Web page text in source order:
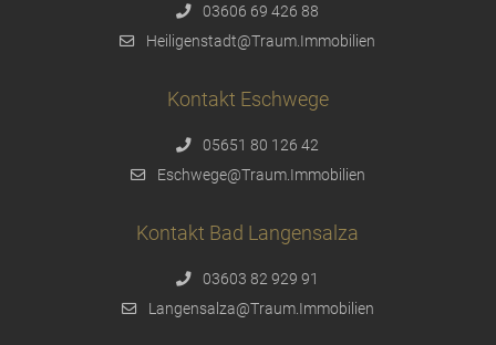
03606 69 426 88
Heiligenstadt@Traum.Immobilien
Kontakt Eschwege
05651 80 126 42
Eschwege@Traum.Immobilien
Kontakt Bad Langensalza
03603 82 929 91
Langensalza@Traum.Immobilien